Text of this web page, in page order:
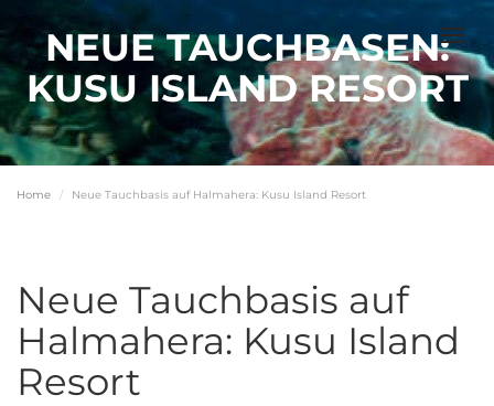
NEUE TAUCHBASEN:
KUSU ISLAND RESORT
Home Neue Tauchbasis auf Halmahera: Kusu Island Resort
Neue Tauchbasis auf
Halmahera: Kusu Island
Resort